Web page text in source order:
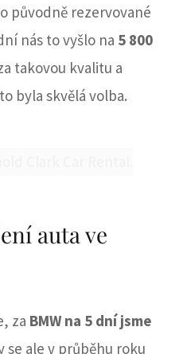
původně rezervované
nás to vyšlo na 5 800
takovou kvalitu a
byla skvělá volba.
auta ve
za BMW na 5 dní jsme
se ale v průběhu roku